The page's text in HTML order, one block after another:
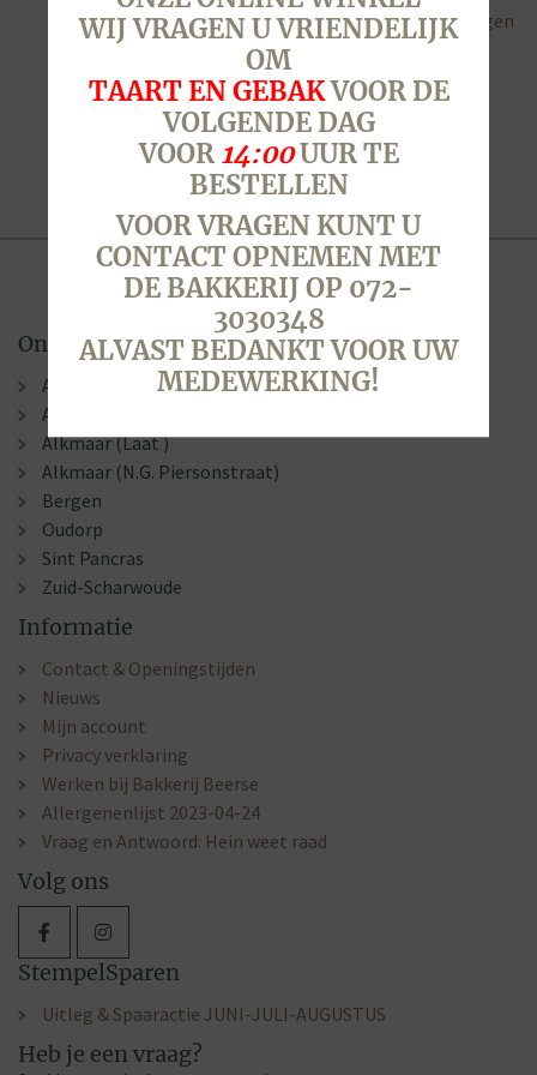
Toevoegen aan winkelwagen
Onze winkels
Alkmaar (Berenkoog)
Alkmaar (Stationsweg)
Alkmaar (Laat )
Alkmaar (N.G. Piersonstraat)
Bergen
Oudorp
Sint Pancras
Zuid-Scharwoude
Informatie
Contact & Openingstijden
Nieuws
Mijn account
Privacy verklaring
Werken bij Bakkerij Beerse
Allergenenlijst 2023-04-24
Vraag en Antwoord: Hein weet raad
Volg ons
StempelSparen
Uitleg & Spaaractie JUNI-JULI-AUGUSTUS
Heb je een vraag?
WIJ VRAGEN U VRIENDELIJK
OM
TAART EN GEBAKVOOR DE
VOLGENDE DAG
VOOR 14:00UUR TE
BESTELLEN
VOOR VRAGEN KUNT U
CONTACT OPNEMEN MET
DE BAKKERIJ OP 072-
3030348
ALVAST BEDANKT VOOR UW
MEDEWERKING!